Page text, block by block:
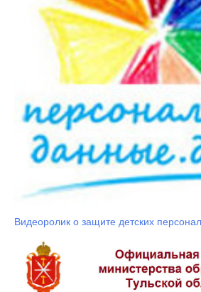
Видеоролик о защите детских